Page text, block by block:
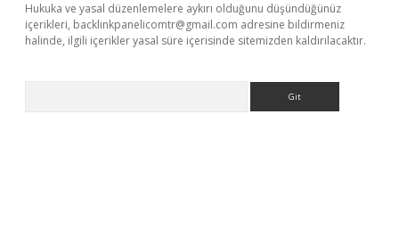
Hukuka ve yasal düzenlemelere aykırı olduğunu düşündüğünüz
içerikleri, backlinkpanelicomtr@gmail.com adresine bildirmeniz
halinde, ilgili içerikler yasal süre içerisinde sitemizden kaldırılacaktır.